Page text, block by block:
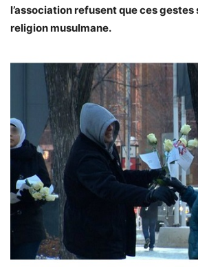
l’association refusent que ces gestes
religion musulmane.